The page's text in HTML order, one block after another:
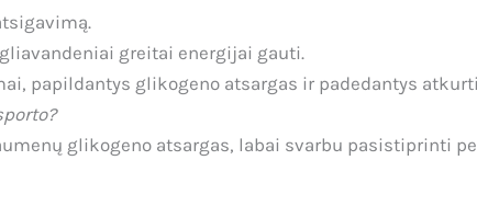
greitai energijai gauti.
papildantys glikogeno atsargas ir padedantys
glikogeno atsargas, labai svarbu pasistiprinti